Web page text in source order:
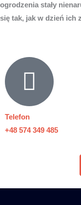
ogrodzenia stały
się tak, jak w dzień ich
Telefon
+48 574 349 485